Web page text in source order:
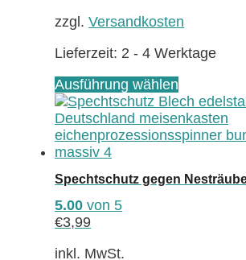
der
gewählt
werden
zzgl. Versandkosten
Lieferzeit: 2 - 4 Werktage
Ausführung wählen
Produkt
weist
mehrere
Die
Spechtschutz gegen
5.00 von 5
€3,99
inkl. MwSt.